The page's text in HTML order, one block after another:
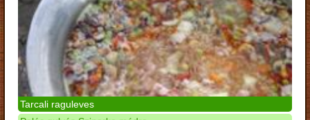
Tarcali raguleves